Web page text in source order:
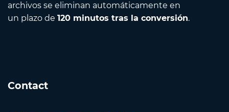
archivos se eliminan automáticamente en
un plazo de 120 minutos tras la conversión.
Contact